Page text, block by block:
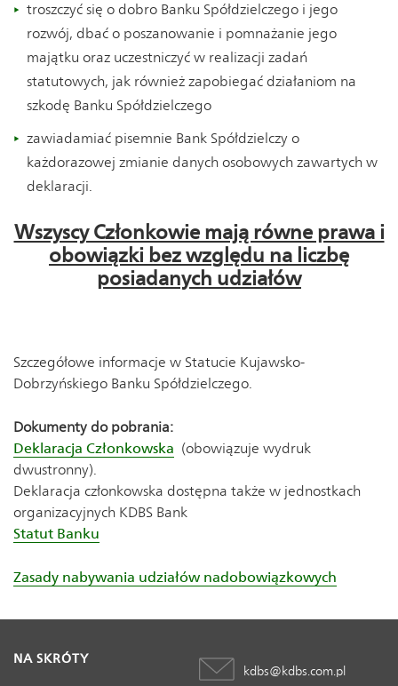
troszczyć się o dobro Banku Spółdzielczego i jego
rozwój, dbać o poszanowanie i pomnażanie jego
majątku oraz uczestniczyć w realizacji zadań
statutowych, jak również zapobiegać działaniom na
szkodę Banku Spółdzielczego
zawiadamiać pisemnie Bank Spółdzielczy o
każdorazowej zmianie danych osobowych zawartych w
deklaracji.
Wszyscy Członkowie mają równe prawa i
obowiązki bez względu na liczbę
posiadanych udziałów
Szczegółowe informacje w Statucie Kujawsko-
Dobrzyńskiego Banku Spółdzielczego.
Dokumenty do pobrania:
Deklaracja Członkowska (obowiązuje wydruk
dwustronny).
Deklaracja członkowska dostępna także w jednostkach
organizacyjnych KDBS Bank
Statut Banku
Zasady nabywania udziałów nadobowiązkowych
NA SKRÓTY
kdbs@kdbs.com.pl